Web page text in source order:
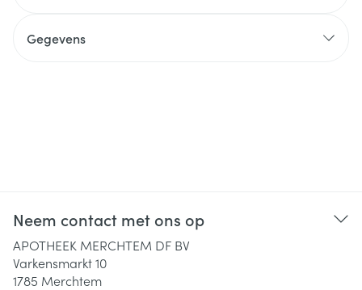
Gegevens
Neem contact met ons op
APOTHEEK MERCHTEM DF BV
Varkensmarkt 10
1785 Merchtem